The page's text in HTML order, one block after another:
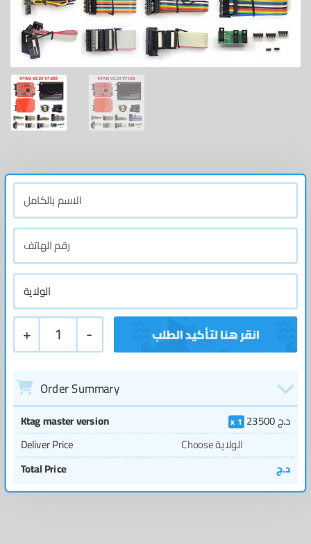
+ 1 -
Order Summary
Ktag master version 1 23500د.ج
Deliver Price
Choose الولاية
Total Price
د.ج